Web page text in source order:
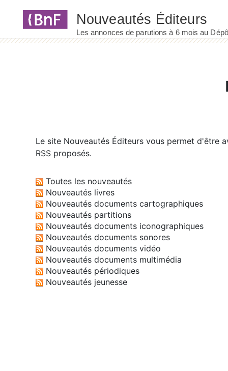
Le site Nouveautés Éditeurs vous permet d'être
RSS proposés.
Toutes les nouveautés
Nouveautés livres
Nouveautés documents cartographiques
Nouveautés partitions
Nouveautés documents iconographiques
Nouveautés documents sonores
Nouveautés documents vidéo
Nouveautés documents multimédia
Nouveautés périodiques
Nouveautés jeunesse